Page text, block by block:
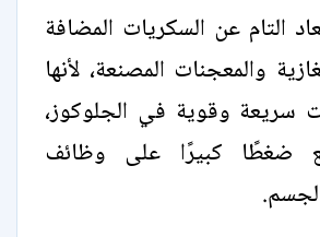
التام عن السكريات المضافة
والمعجنات المصنعة، لأنها
سريعة وقوية في الجلوكوز،
ضغطًا كبيرًا على وظائف